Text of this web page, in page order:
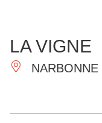
IMPRESCINDIBLES
LA VIGNE
NARBONNE